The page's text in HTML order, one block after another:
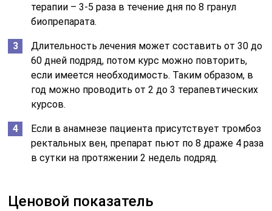
терапии – 3-5 раза в течение дня по 8 гранул
биопрепарата.
Длительность лечения может составить от 30 до
60 дней подряд, потом курс можно повторить,
если имеется необходимость. Таким образом, в
год можно проводить от 2 до 3 терапевтических
курсов.
Если в анамнезе пациента присутствует тромбоз
ректальных вен, препарат пьют по 8 драже 4 раза
в сутки на протяжении 2 недель подряд.
Ценовой показатель